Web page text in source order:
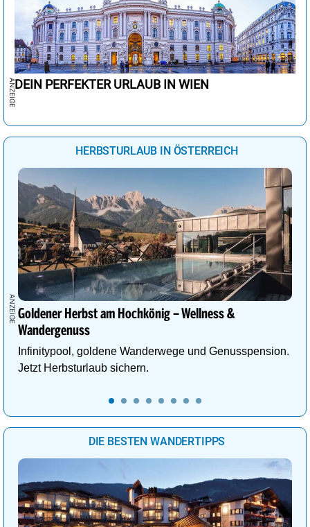
DEIN PERFEKTER URLAUB IN WIEN
HERBSTURLAUB IN ÖSTERREICH
Goldener Herbst am Hochkönig – Wellness &
Wandergenuss
Infinitypool, goldene Wanderwege und Genusspension.
Jetzt Herbsturlaub sichern.
DIE BESTEN WANDERTIPPS